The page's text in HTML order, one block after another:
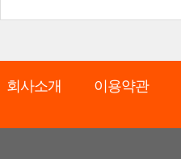
회사소개 이용약관